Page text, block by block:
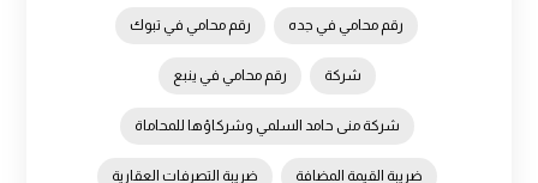
رقم محامي في تبوك رقم محامي في جده
رقم محامي في ينبع شركة
شركة منى حامد السلمي وشركاؤها للمحاماة
ضريبة التصرفات العقارية ضريبة القيمة المضافة